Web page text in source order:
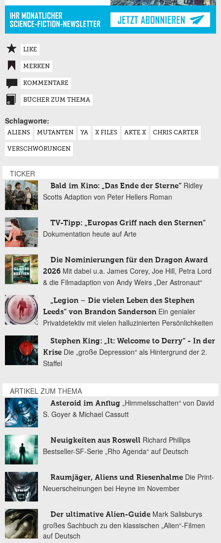
LIKE
MERKEN
KOMMENTARE
BÜCHER ZUM THEMA
Schlagworte:
ALIENS MUTANTEN YA X FILES AKTE X CHRIS CARTER
VERSCHWÖRUNGEN
TICKER
Bald im Kino: „Das Ende der Sterne“ Ridley
Scotts Adaption von Peter Hellers Roman
TV-Tipp: „Europas Griff nach den Sternen“
Dokumentation heute auf Arte
Die Nominierungen für den Dragon Award
2026 Mit dabei u.a. James Corey, Joe Hill, Petra Lord
& die Filmadaption von Andy Weirs „Der Astronaut“
„Legion – Die vielen Leben des Stephen
Leeds“ von Brandon Sanderson Ein genialer
Privatdetektiv mit vielen halluzinierten Persönlichkeiten
Stephen King: „It: Welcome to Derry“ - In der
Krise Die „große Depression“ als Hintergrund der 2.
Staffel
ARTIKEL ZUM THEMA
Asteroid im Anflug „Himmelsschatten“ von David
S. Goyer & Michael Cassutt
Neuigkeiten aus Roswell Richard Phillips
Bestseller-SF-Serie „Rho Agenda“ auf Deutsch
Raumjäger, Aliens und Riesenhalme Die Print-
Neuerscheinungen bei Heyne im November
Der ultimative Alien-Guide Mark Salisburys
großes Sachbuch zu den klassischen „Alien“-Filmen
auf Deutsch